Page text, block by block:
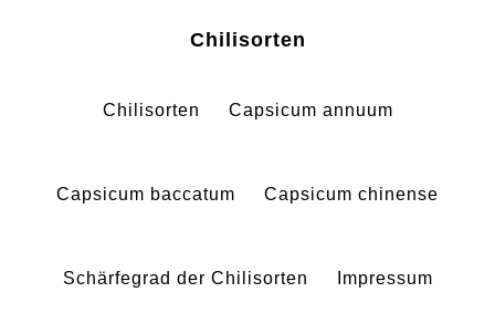
Chilisorten
Chilisorten Capsicum annuum
Capsicum baccatum Capsicum chinense
Schärfegrad der Chilisorten Impressum